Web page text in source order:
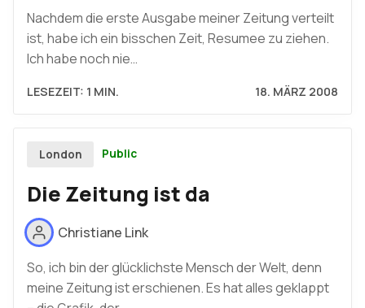
Nachdem die erste Ausgabe meiner Zeitung verteilt
ist, habe ich ein bisschen Zeit, Resumee zu ziehen.
Ich habe noch nie…
LESEZEIT: 1 MIN. 18. MÄRZ 2008
London Public
Die Zeitung ist da
Christiane Link
So, ich bin der glücklichste Mensch der Welt, denn
meine Zeitung ist erschienen. Es hat alles geklappt